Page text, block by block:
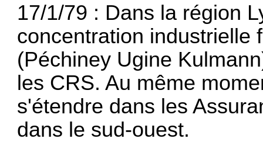
17/1/79 : Dans la région
concentration industrielle
(Péchiney Ugine
les CRS. Au même
s'éten­dre dans les
dans le sud-ouest.